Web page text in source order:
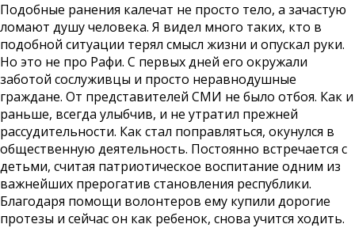
Подобные ранения калечат не просто тело, а зачастую
ломают душу человека. Я видел много таких, кто в
подобной ситуации терял смысл жизни и опускал руки.
Но это не про Рафи. С первых дней его окружали
заботой сослуживцы и просто неравнодушные
граждане. От представителей СМИ не было отбоя. Как и
раньше, всегда улыбчив, и не утратил прежней
рассудительности. Как стал поправляться, окунулся в
общественную деятельность. Постоянно встречается с
детьми, считая патриотическое воспитание одним из
важнейших прерогатив становления республики.
Благодаря помощи волонтеров ему купили дорогие
протезы и сейчас он как ребенок, снова учится ходить.